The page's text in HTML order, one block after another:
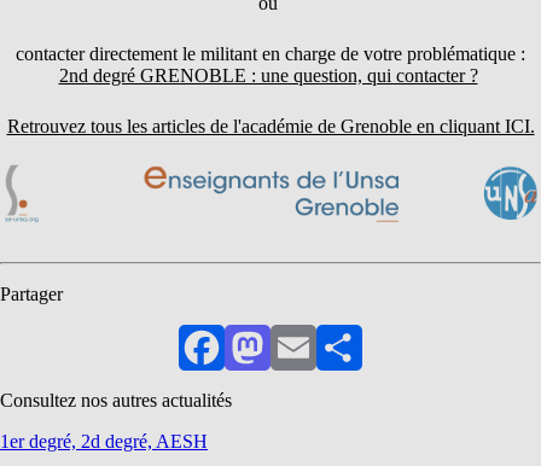
contacter directement le militant en charge de votre problématique :
2nd degré GRENOBLE : une question, qui contacter ?
Retrouvez tous les articles de l'académie de Grenoble en cliquant ICI.
Partager
FacebookMastodon
EmailPartager
Consultez nos autres actualités
1er degré, 2d degré, AESH